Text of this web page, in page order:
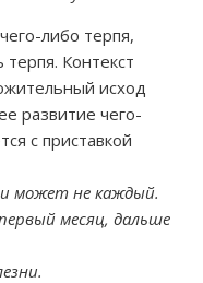
либо терпя,
Контекст
исход
развитие чего-
с приставкой
может не каждый.
месяц, дальше